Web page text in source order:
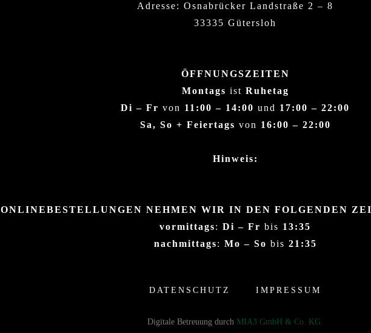
Adresse: Osnabrücker Landstraße 2 – 8
33335 Gütersloh
ÖFFNUNGSZEITEN
Montags ist Ruhetag
Di – Fr von 11:00 – 14:00 und 17:00 – 22:00
Sa, So + Feiertags von 16:00 – 22:00
Hinweis:
ONLINEBESTELLUNGEN NEHMEN WIR IN DEN FOLGENDEN
vormittags: Di – Fr bis 13:35
nachmittags: Mo – So bis 21:35
DATENSCHUTZ IMPRESSUM
Digitale Betreuung durch MIA3 GmbH & Co. KG.